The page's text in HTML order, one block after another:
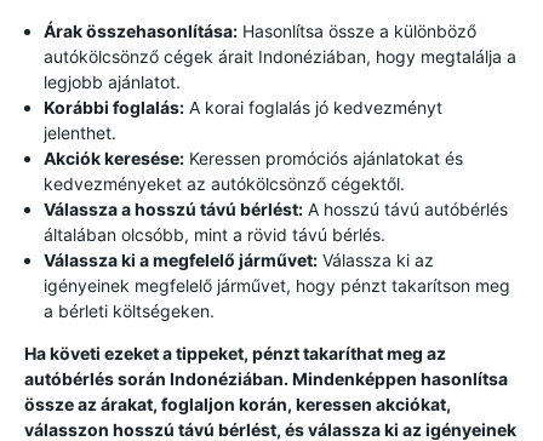
Árak összehasonlítása: Hasonlítsa össze a különböző
autókölcsönző cégek árait Indonéziában, hogy megtalálja a
legjobb ajánlatot.
Korábbi foglalás: A korai foglalás jó kedvezményt
jelenthet.
Akciók keresése: Keressen promóciós ajánlatokat és
kedvezményeket az autókölcsönző cégektől.
Válassza a hosszú távú bérlést: A hosszú távú autóbérlés
általában olcsóbb, mint a rövid távú bérlés.
Válassza ki a megfelelő járművet: Válassza ki az
igényeinek megfelelő járművet, hogy pénzt takarítson meg
a bérleti költségeken.
Ha követi ezeket a tippeket, pénzt takaríthat meg az
autóbérlés során Indonéziában. Mindenképpen hasonlítsa
össze az árakat, foglaljon korán, keressen akciókat,
válasszon hosszú távú bérlést, és válassza ki az igényeinek